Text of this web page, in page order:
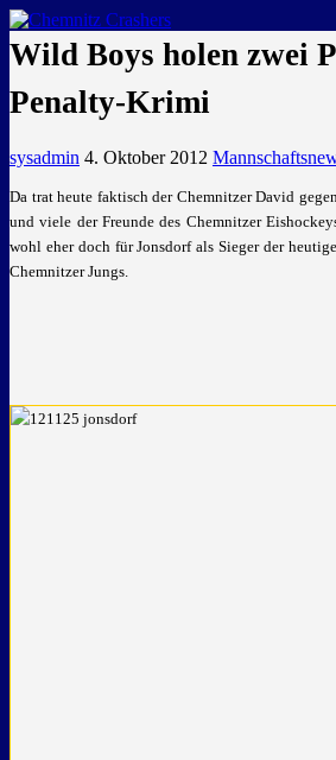
GEMEINSAM EINE LEIDENSCHAFT
Wild Boys holen zwei
Penalty-Krimi
sysadmin 4. Oktober 2012
Da trat heute faktisch der Chemnitzer David
und viele der Freunde des Chemnitzer
wohl eher doch für Jonsdorf als Sieger der
Chemnitzer Jungs.